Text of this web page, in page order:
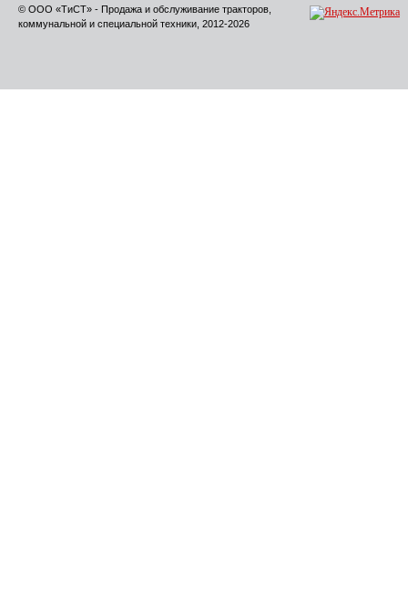
© ООО «ТиСТ» - Продажа и обслуживание тракторов,
коммунальной и специальной техники, 2012-2026